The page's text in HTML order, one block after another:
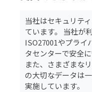
当社はセキュリテ
ています。 当社が
ISO27001やプライ
タセンターで安全
また、さまざまな
の大切なデータは
実施しています。